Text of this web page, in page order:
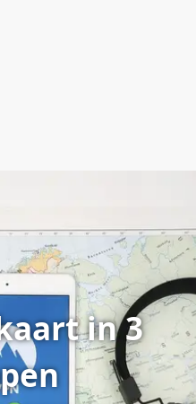
in 3